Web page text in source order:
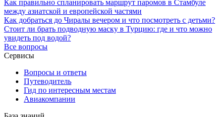
Как правильно спланировать маршрут паромов в Стамбуле
между азиатской и европейской частями
Как добраться до Чиралы вечером и что посмотреть с детьми?
Стоит ли брать подводную маску в Турцию: где и что можно
увидеть под водой?
Все вопросы
Сервисы
Вопросы и ответы
Путеводитель
Гид по интересным местам
Авиакомпании